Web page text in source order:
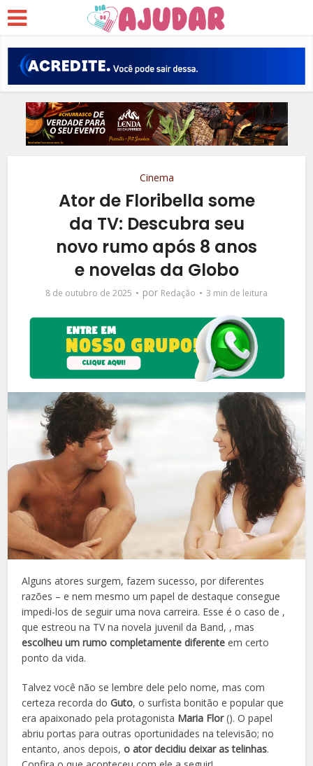
Cinema
Ator de Floribella some
da TV: Descubra seu
novo rumo após 8 anos
e novelas da Globo
8 de outubro de 2025 por Redação 3 min de leitura
Alguns atores surgem, fazem sucesso, por diferentes
razões – e nem mesmo um papel de destaque consegue
impedi-los de seguir uma nova carreira. Esse é o caso de ,
que estreou na TV na novela juvenil da Band, , mas
escolheu um rumo completamente diferente em certo
ponto da vida.
Talvez você não se lembre dele pelo nome, mas com
certeza recorda doGuto, o surfista bonitão e popular que
era apaixonado pela protagonista Maria Flor(). O papel
abriu portas para outras oportunidades na televisão; no
entanto, anos depois,o ator decidiu deixar as telinhas.